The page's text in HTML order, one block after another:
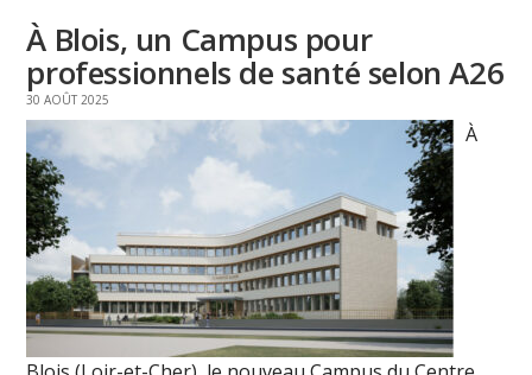
À Blois, un Campus pour
professionnels de santé selon A26
30 AOÛT 2025
À